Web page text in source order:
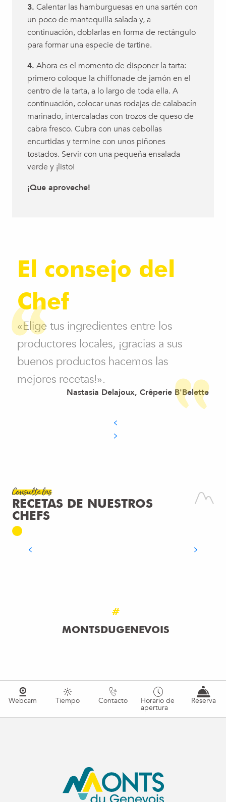
3. Calentar las hamburguesas en una sartén con
un poco de mantequilla salada y, a
continuación, doblarlas en forma de rectángulo
para formar una especie de tartine.
4. Ahora es el momento de disponer la tarta:
primero coloque la chiffonade de jamón en el
centro de la tarta, a lo largo de toda ella. A
continuación, colocar unas rodajas de calabacín
marinado, intercaladas con trozos de queso de
cabra fresco. Cubra con unas cebollas
encurtidas y termine con unos piñones
tostados. Servir con una pequeña ensalada
verde y ¡listo!
¡Que aproveche!
El consejo del
Chef
«Elige tus ingredientes entre los
productores locales, ¡gracias a sus
buenos productos hacemos las
mejores recetas!».
Nastasia Delajoux, Crêperie B'Belette
Consulte las
RECETAS DE NUESTROS
CHEFS
Receta
CREMOSO DE QUESO FRESCO DE
#
MONTSDUGENEVOIS
Webcam Tiempo Contacto Horario de
apertura
Reserva